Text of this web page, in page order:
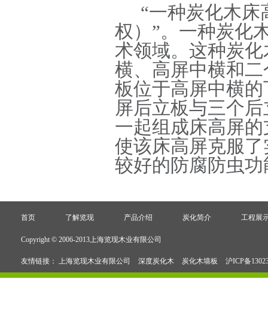
“一种炭化木床
权）”。一种炭化
术领域。这种炭
横、高屏中横和
板位于高屏中横
屏后立板与三个
一起组成床高屏
使该床高屏克服
较好的防腐防虫功
首页 了解览现 产品介绍 炭化简介 工程展
Copyright © 2006-2013上海览现木业有限公司
友情链接： 上海览现木业有限公司 深度炭化木 炭化木墙板 沪ICP备